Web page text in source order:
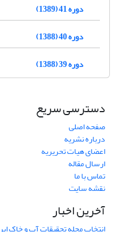
دوره 41 (1389)
دوره 40 (1388)
دوره 39 (1388)
دسترسی سریع
صفحه اصلی
درباره نشریه
اعضای هیات تحریریه
ارسال مقاله
تماس با ما
نقشه سایت
آخرین اخبار
انتخاب مجله تحقیقات آب و خاک